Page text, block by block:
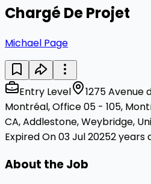
Chargé De Projet
Michael Page
Entry Level
1275 Avenue
Montréal, Office 05 - 105,
CA, Addlestone, Weybridge,
Expired On 03 Jul 20252 years
About the Job